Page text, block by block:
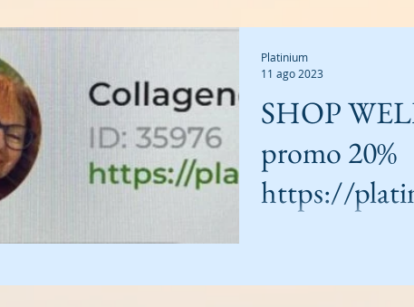
SHOP WELLU
promo 20%
https://
potrai acquistare i tuoi
Platinium
11 ago 2023